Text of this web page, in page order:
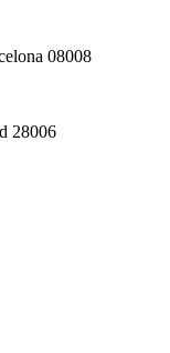
08008
28006